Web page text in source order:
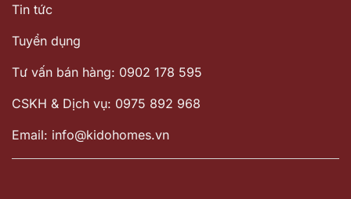
Tin tức
Tuyển dụng
Tư vấn bán hàng: 0902 178 595
CSKH & Dịch vụ: 0975 892 968
Email: info@kidohomes.vn